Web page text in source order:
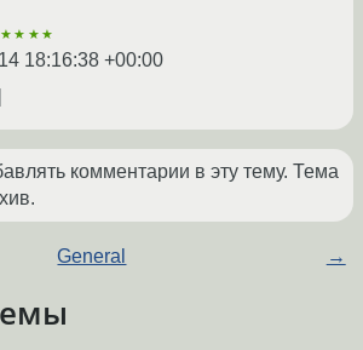
18:16:38 +00:00
комментарии в эту тему. Тема
General →